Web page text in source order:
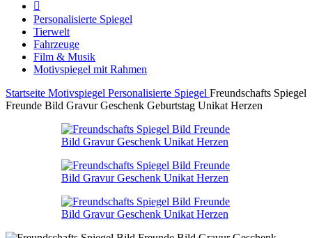
Personalisierte Spiegel
Tierwelt
Fahrzeuge
Film & Musik
Motivspiegel mit Rahmen
Startseite Motivspiegel Personalisierte Spiegel Freundschafts Spiegel
Freunde Bild Gravur Geschenk Geburtstag Unikat Herzen